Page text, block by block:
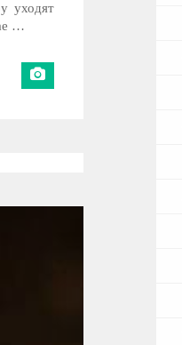
уходят
…